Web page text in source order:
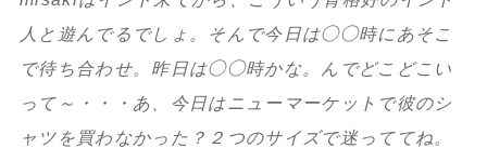
人と遊んでるでしょ。そんで今日は◯◯時にあそこ
で待ち合わせ。昨日は◯◯時かな。んでどこどこい
って～・・・あ、今日はニューマーケットで彼のシ
ャツを買わなかった？２つのサイズで迷っててね。